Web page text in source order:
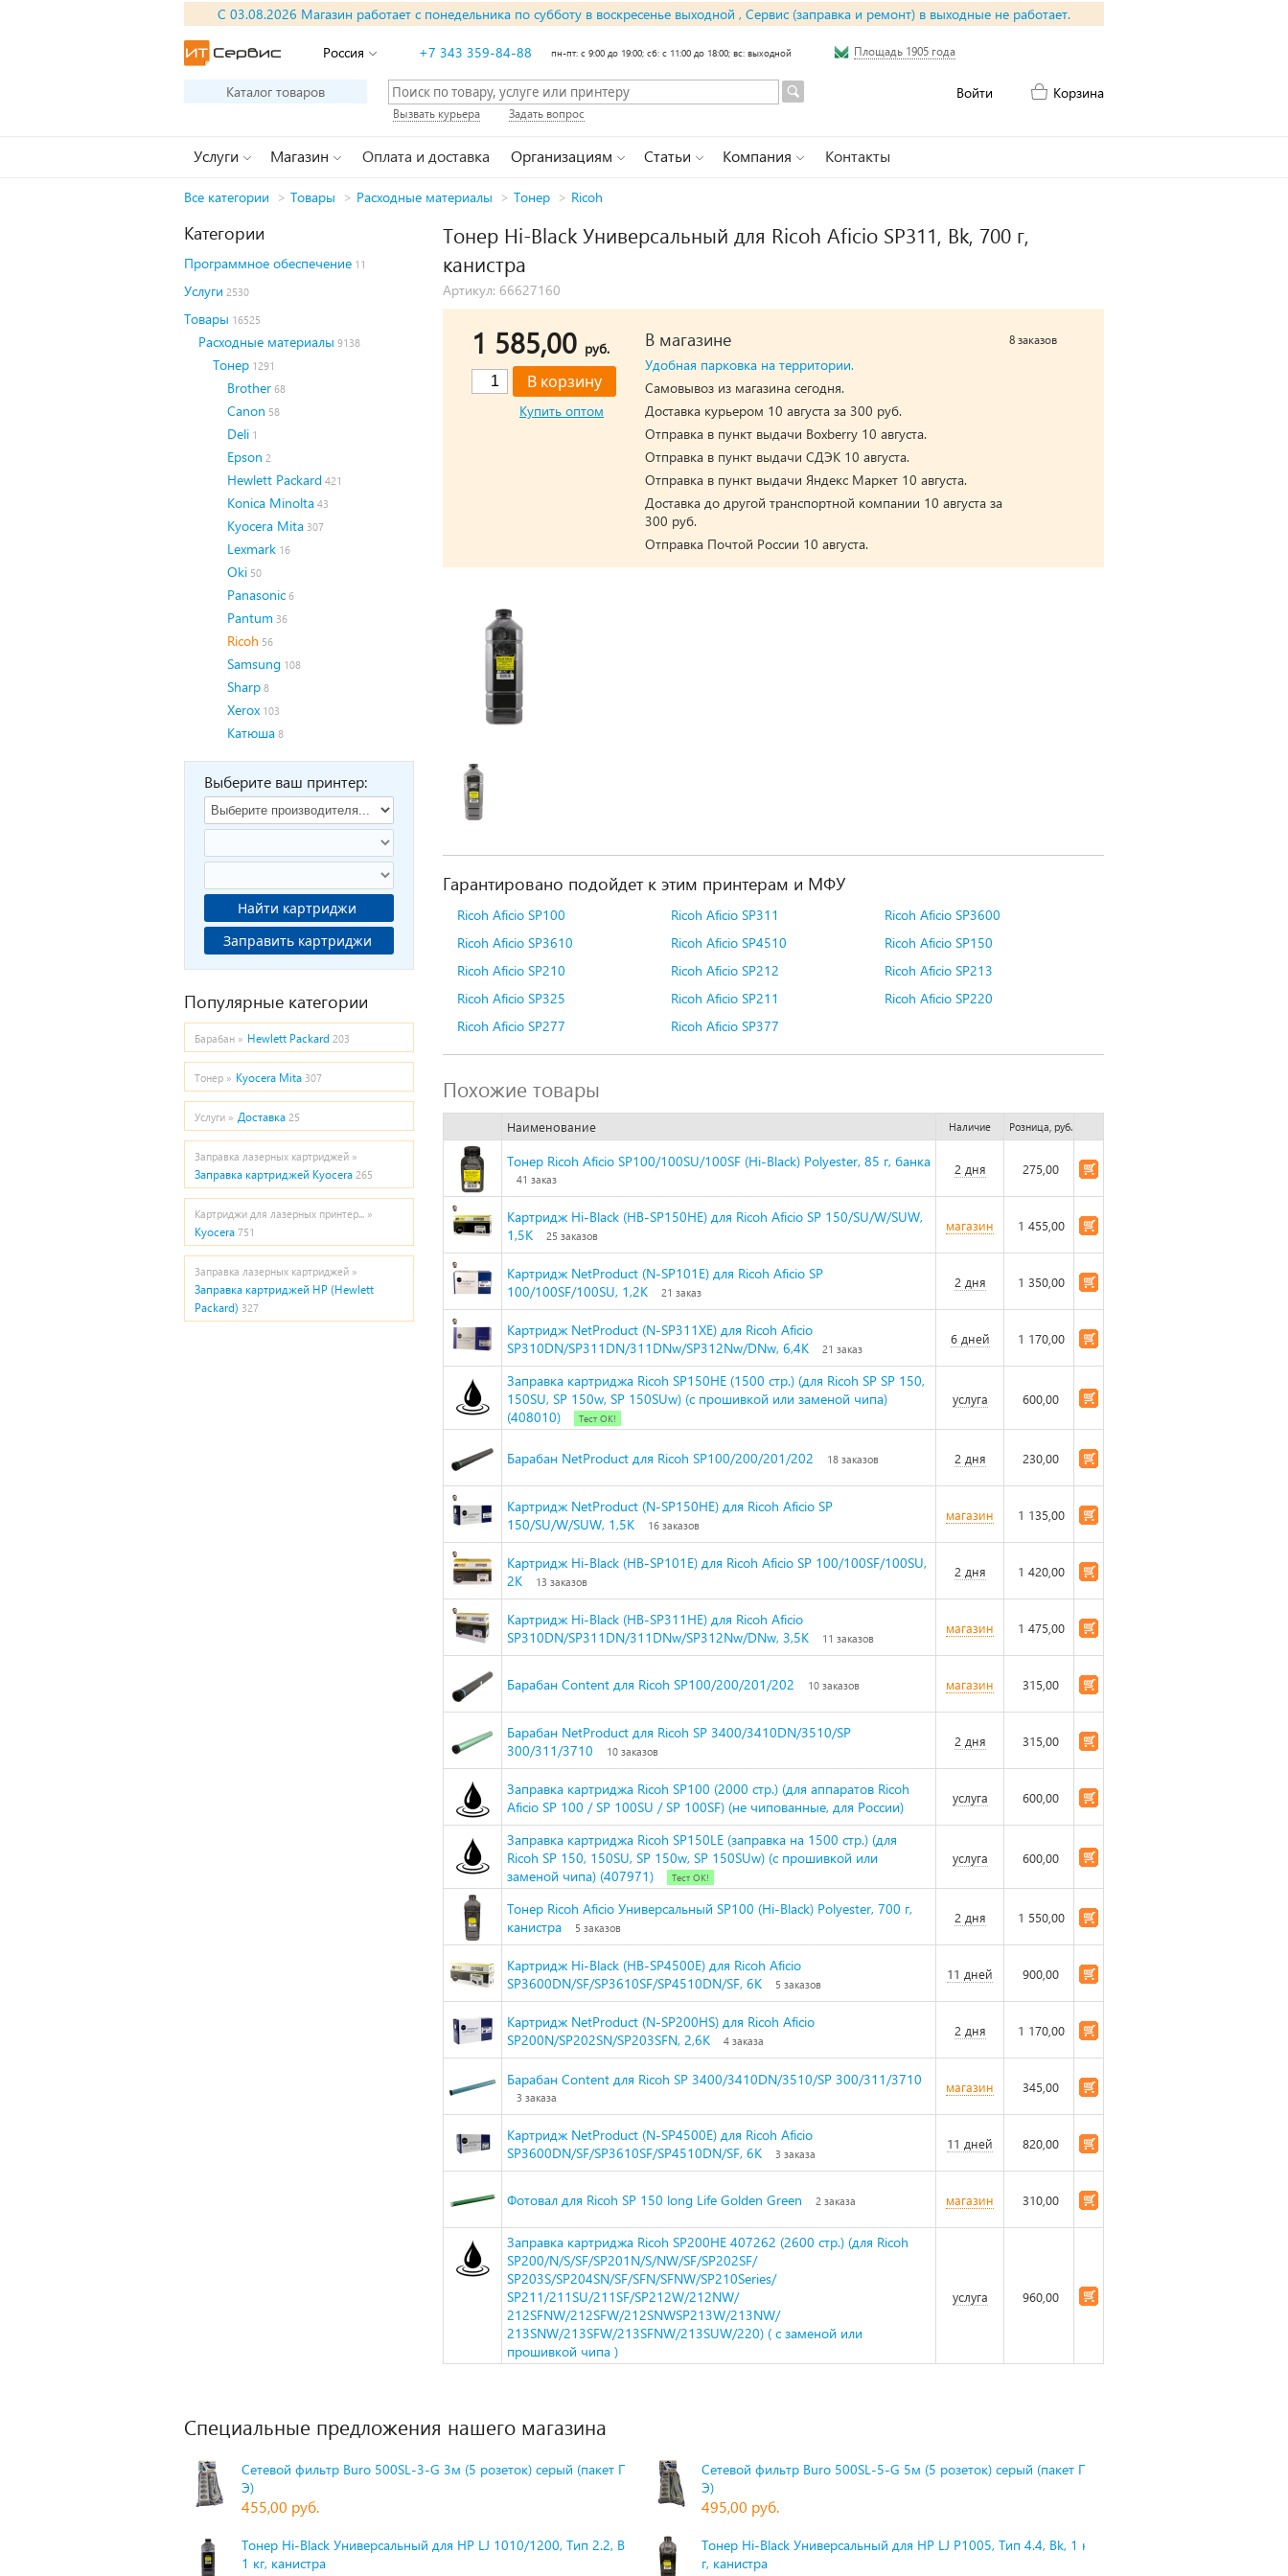
С 03.08.2026 Магазин работает с понедельника по субботу в воскресенье выходной , Сервис (заправка и ремонт) в выходные не работает.
Россия +7 343 359-84-88 пн-пт: с 9:00 до 19:00; сб: с 11:00 до 18:00; вс: выходной Площадь 1905 года
Каталог товаров Войти Корзина
Вызвать курьера Задать вопрос
Услуги Магазин Оплата и доставка Организациям Статьи Компания Контакты
Все категории > Товары > Расходные материалы > Тонер > Ricoh
Категории
Программное обеспечение 11
Услуги 2530
Товары 16525
Расходные материалы 9138
Тонер 1291
Brother 68
Canon 58
Deli 1
Epson 2
Hewlett Packard 421
Konica Minolta 43
Kyocera Mita 307
Lexmark 16
Oki 50
Panasonic 6
Pantum 36
Ricoh 56
Samsung 108
Sharp 8
Xerox 103
Катюша 8
Выберите ваш принтер:
Найти картриджи
Заправить картриджи
Популярные категории
Барабан » Hewlett Packard 203
Тонер » Kyocera Mita 307
Услуги » Доставка 25
Заправка лазерных картриджей »
Заправка картриджей Kyocera 265
Картриджи для лазерных принтер... »
Kyocera 751
Заправка лазерных картриджей »
Заправка картриджей HP (Hewlett
Packard) 327
Тонер Hi-Black Универсальный для Ricoh Aficio SP311, Bk, 700 г,
канистра
Артикул: 66627160
1 585,00 руб.
Купить оптом
В магазине
Удобная парковка на территории.
Самовывоз из магазина сегодня.
Доставка курьером 10 августа за 300 руб.
Отправка в пункт выдачи Boxberry 10 августа.
Отправка в пункт выдачи СДЭК 10 августа.
Отправка в пункт выдачи Яндекс Маркет 10 августа.
Доставка до другой транспортной компании 10 августа за
300 руб.
Отправка Почтой России 10 августа.
8 заказов
Гарантировано подойдет к этим принтерам и МФУ
Ricoh Aficio SP100 Ricoh Aficio SP311
Ricoh Aficio SP3600
Ricoh Aficio SP3610
Ricoh Aficio SP4510
Ricoh Aficio SP150
Ricoh Aficio SP210
Ricoh Aficio SP212
Ricoh Aficio SP213
Ricoh Aficio SP325
Ricoh Aficio SP211
Ricoh Aficio SP220
Ricoh Aficio SP277
Ricoh Aficio SP377
Похожие товары
Наименование Наличие Розница, руб.
Тонер Ricoh Aficio SP100/100SU/100SF (Hi-Black) Polyester, 85 г, банка
41 заказ
2 дня 275,00
Картридж Hi-Black (HB-SP150HE) для Ricoh Aficio SP 150/SU/W/SUW,
1,5K
25 заказов
магазин 1 455,00
Картридж NetProduct (N-SP101E) для Ricoh Aficio SP
100/100SF/100SU, 1,2K
21 заказ
2 дня 1 350,00
Картридж NetProduct (N-SP311XE) для Ricoh Aficio
SP310DN/SP311DN/311DNw/SP312Nw/DNw, 6,4K
21 заказ
6 дней 1 170,00
Заправка картриджа Ricoh SP150HE (1500 стр.) (для Ricoh SP SP 150,
150SU, SP 150w, SP 150SUw) (с прошивкой или заменой чипа)
(408010)
Тест ОК!
услуга 600,00
Барабан NetProduct для Ricoh SP100/200/201/202 18 заказов 2 дня 230,00
Картридж NetProduct (N-SP150HE) для Ricoh Aficio SP
150/SU/W/SUW, 1,5K
16 заказов
магазин 1 135,00
Картридж Hi-Black (HB-SP101E) для Ricoh Aficio SP 100/100SF/100SU,
2K
13 заказов
2 дня 1 420,00
Картридж Hi-Black (HB-SP311HE) для Ricoh Aficio
SP310DN/SP311DN/311DNw/SP312Nw/DNw, 3,5K
11 заказов
магазин 1 475,00
Барабан Content для Ricoh SP100/200/201/202 10 заказов магазин 315,00
Барабан NetProduct для Ricoh SP 3400/3410DN/3510/SP
300/311/3710
10 заказов
2 дня 315,00
Заправка картриджа Ricoh SP100 (2000 стр.) (для аппаратов Ricoh
Aficio SP 100 / SP 100SU / SP 100SF) (не чипованные, для России)
услуга 600,00
Заправка картриджа Ricoh SP150LE (заправка на 1500 стр.) (для
Ricoh SP 150, 150SU, SP 150w, SP 150SUw) (с прошивкой или
заменой чипа) (407971)
Тест ОК!
услуга 600,00
Тонер Ricoh Aficio Универсальный SP100 (Hi-Black) Polyester, 700 г,
канистра
5 заказов
2 дня 1 550,00
Картридж Hi-Black (HB-SP4500E) для Ricoh Aficio
SP3600DN/SF/SP3610SF/SP4510DN/SF, 6K
5 заказов
11 дней 900,00
Картридж NetProduct (N-SP200HS) для Ricoh Aficio
SP200N/SP202SN/SP203SFN, 2,6K
4 заказа
2 дня 1 170,00
Барабан Content для Ricoh SP 3400/3410DN/3510/SP 300/311/3710
3 заказа
магазин 345,00
Картридж NetProduct (N-SP4500E) для Ricoh Aficio
SP3600DN/SF/SP3610SF/SP4510DN/SF, 6K
3 заказа
11 дней 820,00
Фотовал для Ricoh SP 150 long Life Golden Green 2 заказа магазин 310,00
Заправка картриджа Ricoh SP200HE 407262 (2600 стр.) (для Ricoh
SP200/N/S/SF/SP201N/S/NW/SF/SP202SF/
SP203S/SP204SN/SF/SFN/SFNW/SP210Series/
SP211/211SU/211SF/SP212W/212NW/
212SFNW/212SFW/212SNWSP213W/213NW/
213SNW/213SFW/213SFNW/213SUW/220) ( с заменой или
прошивкой чипа )
услуга 960,00
Специальные предложения нашего магазина
Сетевой фильтр Buro 500SL-3-G 3м (5 розеток) серый (пакет П
Э)
455,00 руб.
Сетевой фильтр Buro 500SL-5-G 5м (5 розеток) серый (пакет П
Э)
495,00 руб.
Тонер Hi-Black Универсальный для HP LJ 1010/1200, Тип 2.2, Bk,
1 кг, канистра
Тонер Hi-Black Универсальный для HP LJ P1005, Тип 4.4, Bk, 1 к
г, канистра